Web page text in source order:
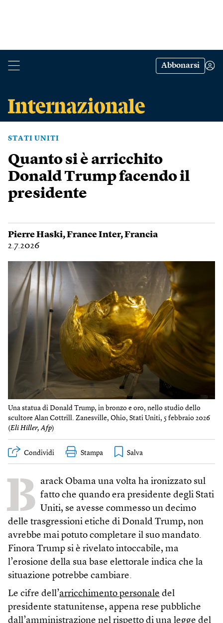
Abbonarsi
STATI UNITI
Quanto si è arricchito
Donald Trump facendo il
presidente
Pierre Haski,France Inter,Francia
2.7.2026
Una statua di Donald Trump, in bronzo e oro, nello studio dello
scultore Alan Cottrill. Zanesville, Ohio, Stati Uniti, 5 febbraio 2026
(Eli Hiller, Afp)
Condividi Stampa
B arack Obama una volta ha ironizzato sul
fatto che quando era presidente degli Stati
Uniti, se avesse commesso un decimo
delle trasgressioni etiche di Donald Trump, non
avrebbe mai potuto completare il suo mandato.
Finora Trump si è rivelato intoccabile, ma
l’erosione della sua base elettorale indica che la
situazione potrebbe cambiare.
Le cifre dell’arricchimento personale del
presidente statunitense, appena rese pubbliche
dall’amministrazione nel rispetto di una legge del